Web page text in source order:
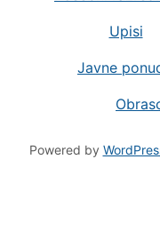
Upisi
Javne
Powered by